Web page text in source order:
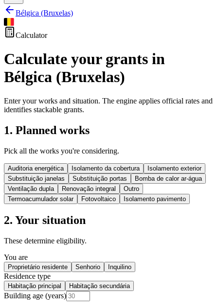
Bélgica (Bruxelas)
Calculator
Calculate your grants in
Bélgica (Bruxelas)
Enter your works and situation. The engine applies official rates and
identifies stackable grants.
1. Planned works
Pick all the works you're considering.
Auditoria energética Isolamento da cobertura
Isolamento exterior
Substituição janelas
Substituição portas
Bomba de calor ar-água
Ventilação dupla
Renovação integral
Outro
Termoacumulador solar
Fotovoltaico Isolamento pavimento
2. Your situation
These determine eligibility.
You are
Proprietário residente Senhorio Inquilino
Residence type
Habitação principal Habitação secundária
Building age (years)